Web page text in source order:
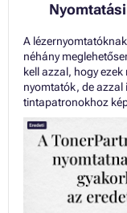
A
néhány
kell azzal, hogy
nyomtatók, de azzal
tintapatronokhoz